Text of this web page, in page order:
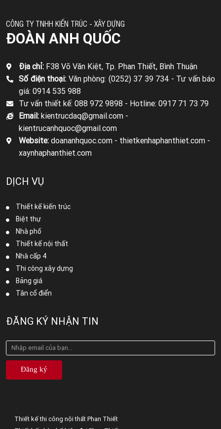
CÔNG TY TNHH KIẾN TRÚC - XÂY DỰNG
ĐOÀN ANH QUỐC
Địa chỉ: F38 Võ Văn Kiệt, Tp. Phan Thiết, Bình Thuận
Số điện thoại: Văn phòng: (0252) 37 39 734 - Tư vấn báo
giá: 0914 535 988
Tư vấn thiết kế: 088 972 9898 - Hotline: 0917 71 73 79
Email: kientrucdaq@gmail.com -
kientrucanhquoc@gmail.com
Website: doananhquoc.com - thietkenhaphanthiet.com -
xaynhaphanthiet.com
DỊCH VỤ
Thiết kế kiến trúc
Biệt thự
Nhà phố
Thiết kế nội thất
Nhà cấp 4
Thi công xây dựng
Bảng giá
Tân cổ điển
ĐĂNG KÝ NHẬN TIN
Đăng ký
Thiết kế thi công nội thất Phan Thiết